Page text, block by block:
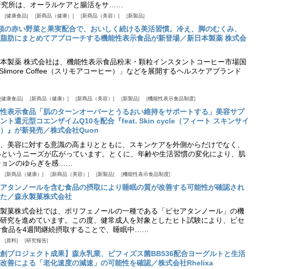
所は、オーラルケアと腸活をサ……
健康食品 新商品（健康） 新商品（美容） 新製品
の赤い野菜と果実配合で、おいしく続ける美活習慣。冷え、脚のむくみ、
肪にまとめてアプローチする機能性表示食品が新登場／新日本製薬 株式会
製薬 株式会社は、機能性表示食品粉末・顆粒インスタントコーヒー市場国
Coffee（スリモアコーヒー）」などを展開するヘルスケアブランド
健康食品 新商品（健康） 新商品（美容） 新製品 機能性表示食品制度
表示食品「肌のターンオーバーとうるおい維持をサポートする」美容サプ
ント還元型コエンザイムQ10を配合『feat. Skin cycle（フィート スキンサイ
』が新発売／株式会社Quon
美容に対する意識の高まりとともに、スキンケアを外側からだけでなく、
いうニーズが広がっています。とくに、年齢や生活習慣の変化により、肌
ンのゆらぎを感……
新商品（健康） 新商品（美容） 新製品 機能性表示食品制度
タンノールを含む食品の摂取により睡眠の質が改善する可能性が確認され
／森永製菓株式会社
菓株式会社では、ポリフェノールの一種である「ピセアタンノール」の機
究を進めています。この度、健常成人を対象としたヒト試験により、ピセ
品を4週間継続摂取することで、睡眠中……
原料 研究報告
創プロジェクト成果】森永乳業、ビフィズス菌BB536配合ヨーグルトと生活
善による「老化速度の減速」の可能性を確認／株式会社Rhelixa